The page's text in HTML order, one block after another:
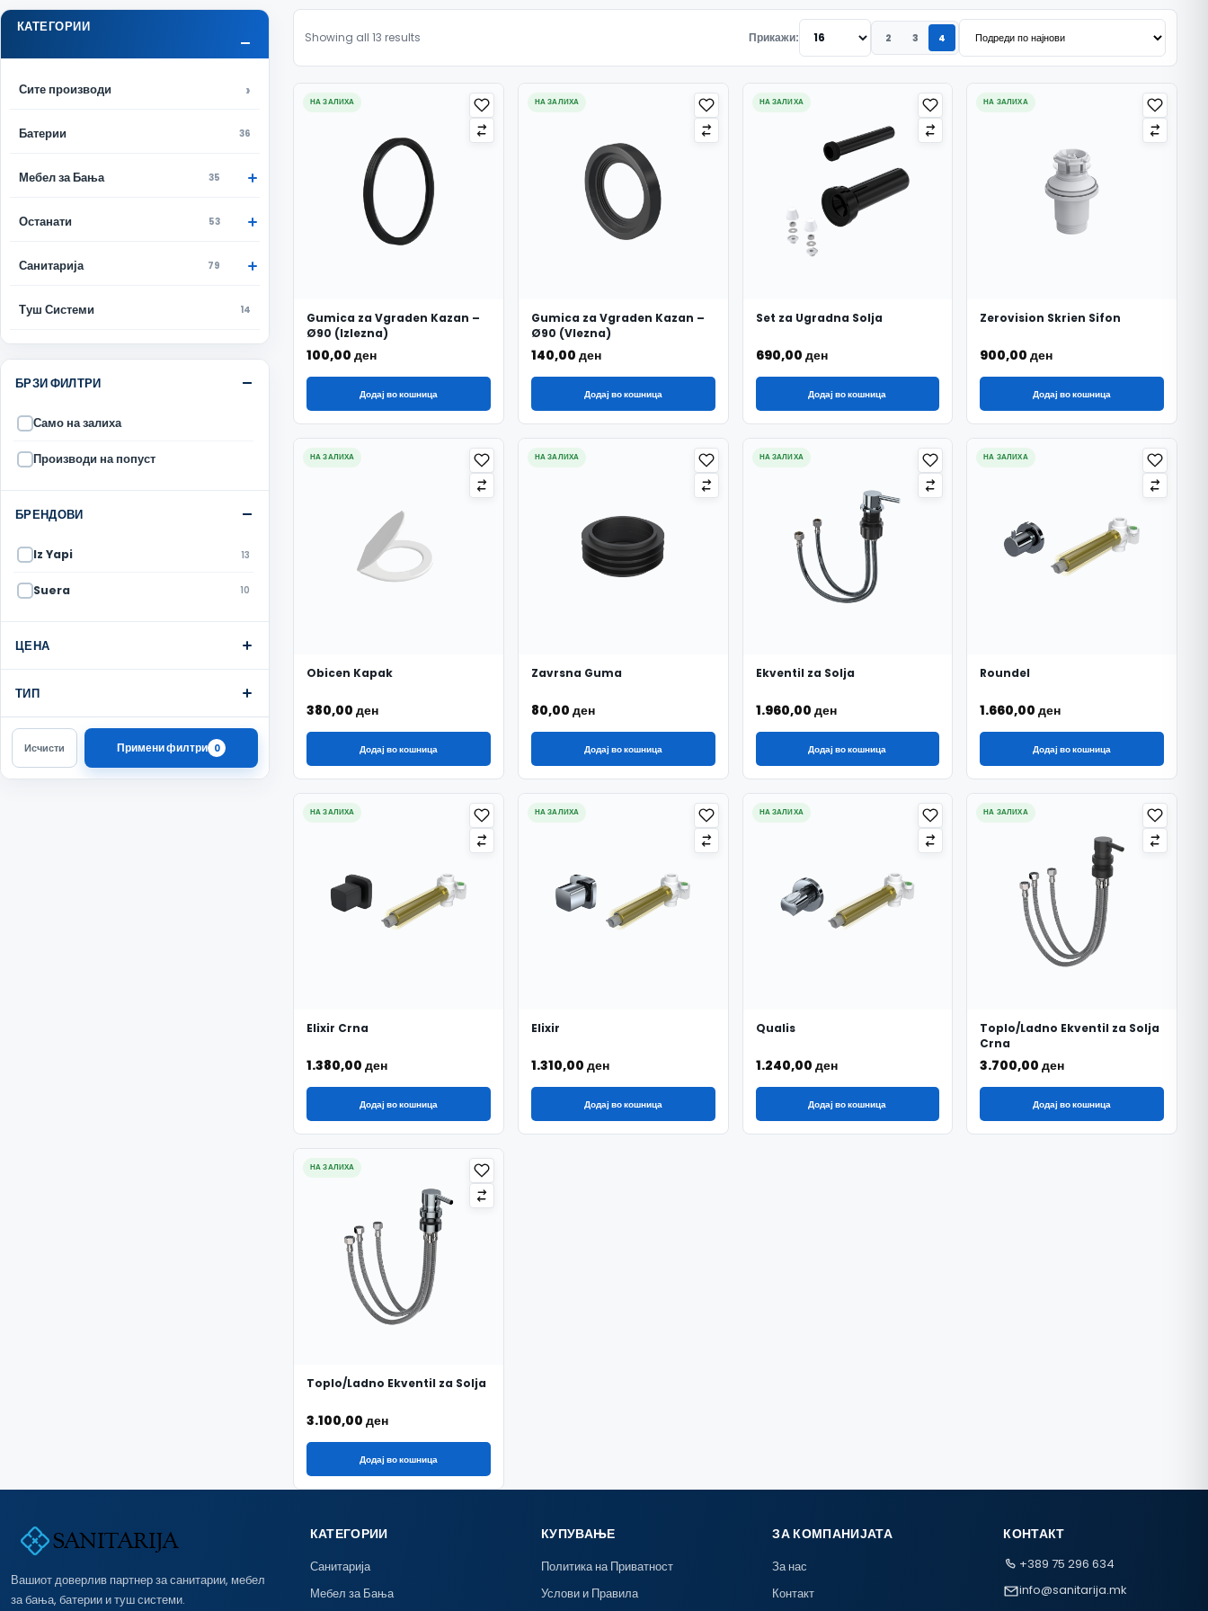
КАТЕГОРИИ
Сите производи
Батерии 36
Мебел за Бања 35
Останати 53
Санитарија 79
Туш Системи 14
БРЗИ ФИЛТРИ
Само на залиха
Производи на попуст
БРЕНДОВИ
Iz Yapi 13
Suera 10
ЦЕНА
ТИП
Исчисти Примени филтри 0
Showing all 13 results Прикажи: 2 3 4
НА ЗАЛИХА
Gumica za Vgraden Kazan –
Ø90 (Izlezna)
100,00 ден
Додај во кошница
НА ЗАЛИХА
Gumica za Vgraden Kazan –
Ø90 (Vlezna)
140,00 ден
Додај во кошница
НА ЗАЛИХА
Set za Ugradna Solja
690,00 ден
Додај во кошница
НА ЗАЛИХА
Zerovision Skrien Sifon
900,00ден
Додај во кошница
НА ЗАЛИХА
Obicen Kapak
380,00 ден
Додај во кошница
НА ЗАЛИХА
Zavrsna Guma
80,00 ден
Додај во кошница
НА ЗАЛИХА
Ekventil za Solja
1.960,00 ден
Додај во кошница
НА ЗАЛИХА
Roundel
1.660,00ден
Додај во кошница
НА ЗАЛИХА
Elixir Crna
1.380,00 ден
Додај во кошница
НА ЗАЛИХА
Elixir
1.310,00 ден
Додај во кошница
НА ЗАЛИХА
Qualis
1.240,00 ден
Додај во кошница
НА ЗАЛИХА
Toplo/Ladno Ekventil za Solja
Crna
3.700,00ден
Додај во кошница
НА ЗАЛИХА
Toplo/Ladno Ekventil za Solja
3.100,00 ден
Додај во кошница
Вашиот доверлив партнер за санитарии, мебел
за бања, батерии и туш системи.
КАТЕГОРИИ
Санитарија
Мебел за Бања
КУПУВАЊЕ
Политика на Приватност
Услови и Правила
ЗА КОМПАНИЈАТА
За нас
Контакт
КОНТАКТ
+389 75 296 634
info@sanitarija.mk